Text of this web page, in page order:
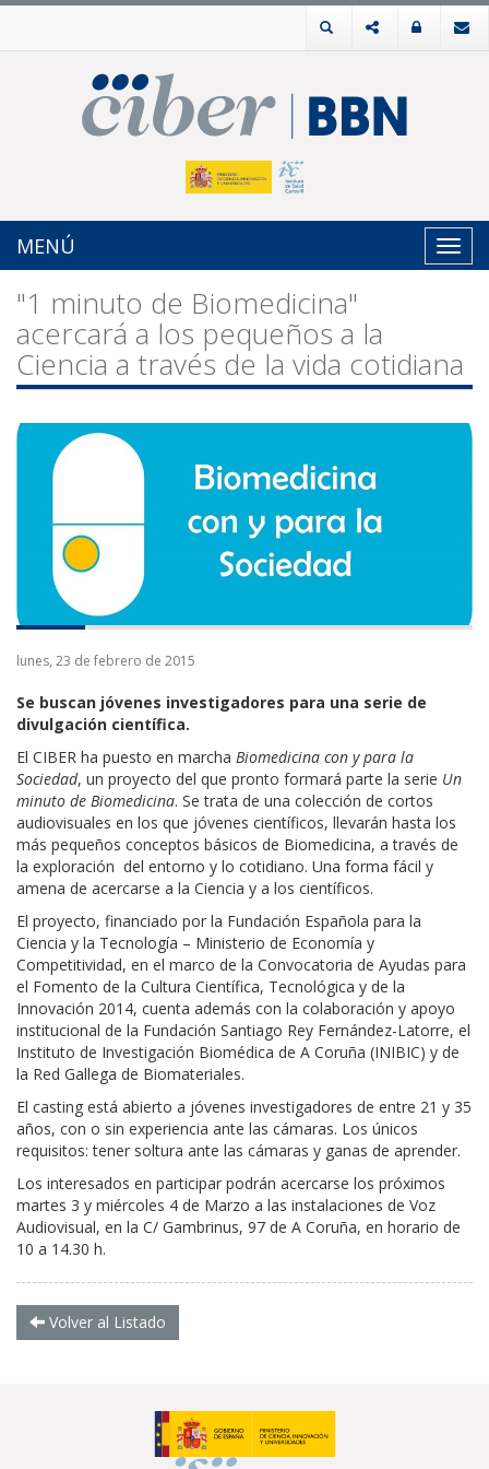
MENÚ
"1 minuto de Biomedicina"
acercará a los pequeños a la
Ciencia a través de la vida cotidiana
lunes, 23 de febrero de 2015
Se buscan jóvenes investigadores para una serie de
divulgación científica.
El CIBER ha puesto en marcha Biomedicina con y para la
Sociedad, un proyecto del que pronto formará parte la serie Un
minuto de Biomedicina. Se trata de una colección de cortos
audiovisuales en los que jóvenes científicos, llevarán hasta los
más pequeños conceptos básicos de Biomedicina, a través de
la exploración del entorno y lo cotidiano. Una forma fácil y
amena de acercarse a la Ciencia y a los científicos.
El proyecto, financiado por la Fundación Española para la
Ciencia y la Tecnología – Ministerio de Economía y
Competitividad, en el marco de la Convocatoria de Ayudas para
el Fomento de la Cultura Científica, Tecnológica y de la
Innovación 2014, cuenta además con la colaboración y apoyo
institucional de la Fundación Santiago Rey Fernández-Latorre, el
Instituto de Investigación Biomédica de A Coruña (INIBIC) y de
la Red Gallega de Biomateriales.
El casting está abierto a jóvenes investigadores de entre 21 y 35
años, con o sin experiencia ante las cámaras. Los únicos
requisitos: tener soltura ante las cámaras y ganas de aprender.
Los interesados en participar podrán acercarse los próximos
martes 3 y miércoles 4 de Marzo a las instalaciones de Voz
Audiovisual, en la C/ Gambrinus, 97 de A Coruña, en horario de
10 a 14.30 h.
Volver al Listado